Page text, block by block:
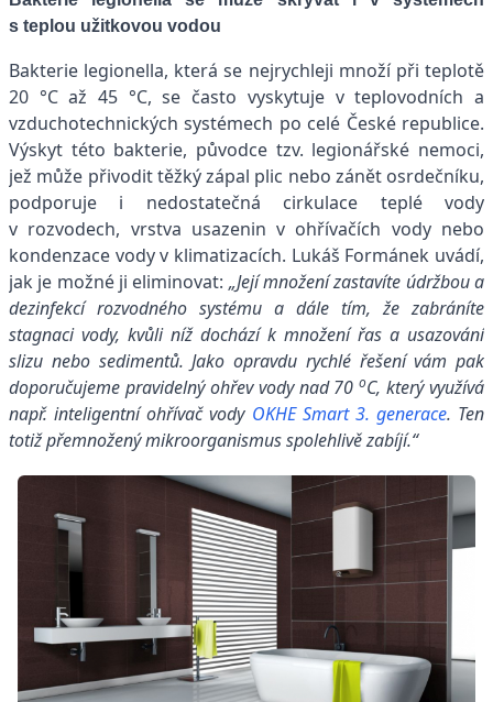
s teplou užitkovou vodou
Bakterie legionella, která se nejrychleji množí při teplotě
20 °C až 45 °C, se často vyskytuje v teplovodních a
vzduchotechnických systémech po celé České republice.
Výskyt této bakterie, původce tzv. legionářské nemoci,
jež může přivodit těžký zápal plic nebo zánět osrdečníku,
podporuje i nedostatečná cirkulace teplé vody
v rozvodech, vrstva usazenin v ohřívačích vody nebo
kondenzace vody v klimatizacích. Lukáš Formánek uvádí,
jak je možné ji eliminovat: „Její množení zastavíte údržbou a
dezinfekcí rozvodného systému a dále tím, že zabráníte
stagnaci vody, kvůli níž dochází k množení řas a usazování
slizu nebo sedimentů. Jako opravdu rychlé řešení vám pak
doporučujeme pravidelný ohřev vody nad 70oC, který využívá
např. inteligentní ohřívač vody OKHE Smart 3. generace. Ten
totiž přemnožený mikroorganismus spolehlivě zabíjí.“